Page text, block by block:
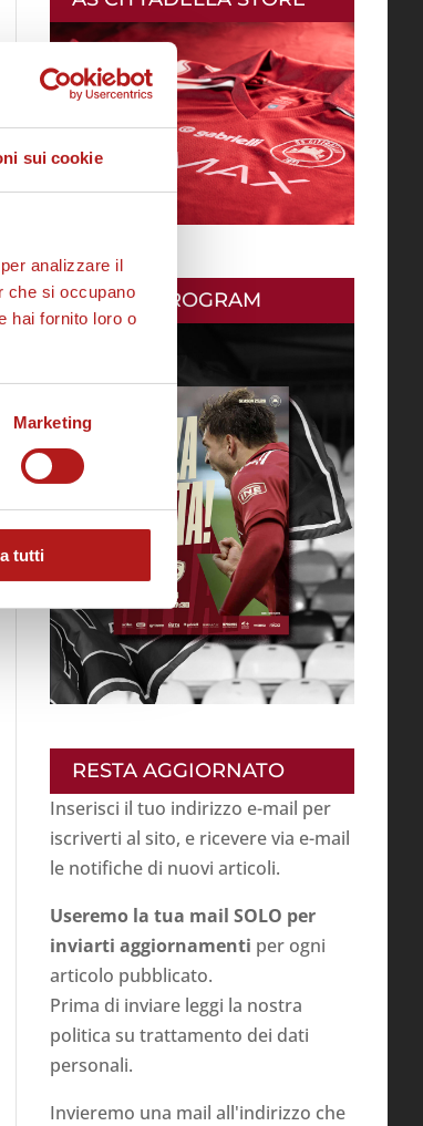
sui cookie
analizzare il
che si occupano
hai fornito loro o
Marketing
tutti
MATCH PROGRAM
RESTA AGGIORNATO
Inserisci il tuo indirizzo e-mail per
iscriverti al sito, e ricevere via e-mail
le notifiche di nuovi articoli.
Useremo la tua mail SOLO per
inviarti aggiornamenti per ogni
articolo pubblicato.
Prima di inviare leggi la nostra
politica su trattamento dei dati
personali.
Invieremo una mail all'indirizzo che